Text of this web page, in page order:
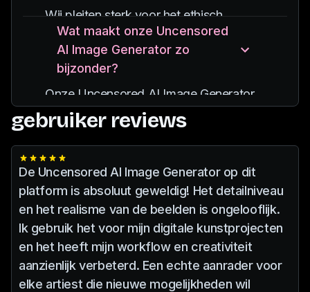
opgeven, zoals stijl, pose en artistieke
elementen, om de gegenereerde
afbeeldingen aan uw voorkeuren aan te
passen.
Wij pleiten sterk voor het ethisch
gebruik van door AI gegenereerde
beelden.
Respecteer altijd de privacy, verkrijg de
noodzakelijke toestemming als u de
gelijkenis van echte mensen gebruikt en
vermijd het maken van inhoud die
schadelijk of aanstootgevend kan zijn.
Ons platform biedt richtlijnen en
hulpmiddelen om gebruikers te helpen
zich aan ethische normen te houden.
Wat maakt onze Uncensored
AI Image Generator zo
bijzonder?
Onze Uncensored AI Image Generator
valt op door zijn hoogwaardige output,
gebruiksvriendelijke interface en
robuuste ethische richtlijnen.
We werken onze AI-modellen
voortdurend bij om de nieuwste
ontwikkelingen op het gebied van
machinaal leren te integreren, zodat
onze gebruikers toegang hebben tot de
beste tools voor het maken van AI-
kunst.
gebruiker reviews
De Uncensored AI Image Generator op dit
platform is absoluut geweldig! Het detailniveau
en het realisme van de beelden is ongelooflijk.
Ik gebruik het voor mijn digitale kunstprojecten
en het heeft mijn workflow en creativiteit
aanzienlijk verbeterd. Een echte aanrader voor
elke artiest die nieuwe mogelijkheden wil